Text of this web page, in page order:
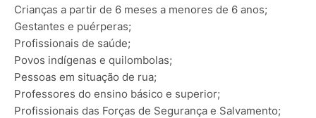
Crianças a partir de 6 meses a menores de 6 anos;
Gestantes e puérperas;
Profissionais de saúde;
Povos indígenas e quilombolas;
Pessoas em situação de rua;
Professores do ensino básico e superior;
Profissionais das Forças de Segurança e Salvamento;